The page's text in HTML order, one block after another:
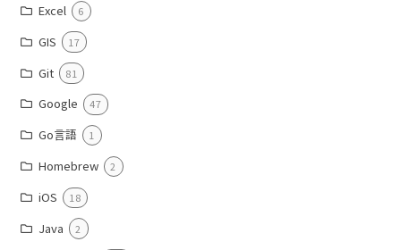
Excel 6
GIS 17
Git 81
Google 47
Go言語 1
Homebrew 2
iOS 18
Java 2